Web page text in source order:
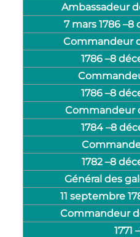
Ambassadeur
7 mars 1786–8
Commandeur
1786 –8
1786 –8
Commandeur
1784 –8
1782 –8
Général des
11 septembre
Commandeur
1771